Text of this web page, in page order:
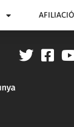
AFILIACIÓ